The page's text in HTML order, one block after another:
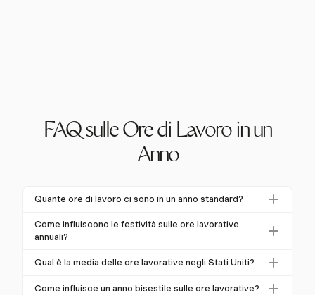
FAQ sulle Ore di Lavoro in un
Anno
Quante ore di lavoro ci sono in un anno standard?
Un anno standard include 2.080 ore di lavoro, basato
su una settimana lavorativa di 40 ore per 52
causa di festività e PTO.
Come influiscono le festività sulle ore lavorative
annuali?
Le festività riducono le ore lavorative annuali. Ad
88 ore dalle 2.080 ore standard, influenzando il tempo
Qual è la media delle ore lavorative negli Stati Uniti?
Il lavoratore medio negli Stati Uniti registra circa 1.811
Come influisce un anno bisestile sulle ore lavorative?